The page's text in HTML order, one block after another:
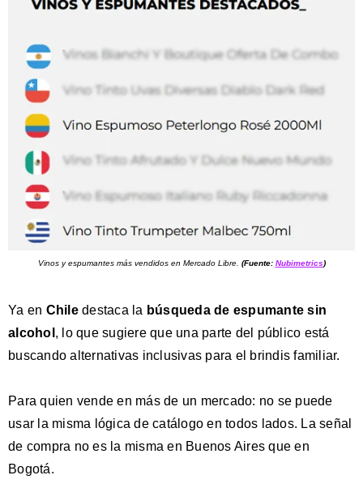
Vinos y espumantes más vendidos en Mercado Libre. (Fuente: Nubimetrics)
Ya en Chile destaca la búsqueda de espumante sin
alcohol , lo que sugiere que una parte del público está
buscando alternativas inclusivas para el brindis familiar.
Para quien vende en más de un mercado: no se puede
usar la misma lógica de catálogo en todos lados. La señal
de compra no es la misma en Buenos Aires que en
Bogotá.